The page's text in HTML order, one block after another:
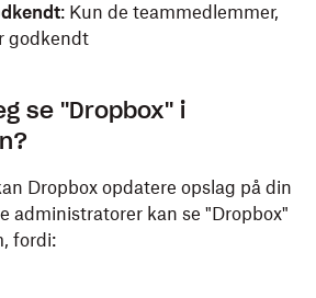
: Kun de teammedlemmer,
godkendt
se "Dropbox" i
Dropbox opdatere opslag på din
administratorer kan se "Dropbox"
fordi: